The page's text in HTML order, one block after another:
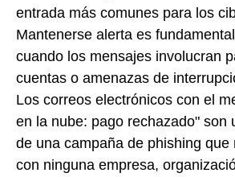
entrada más comunes para los
Mantenerse alerta es
cuando los mensajes involucran
cuentas o amenazas de
Los correos electrónicos con el
en la nube: pago rechazado" son
de una campaña de phishing que
con ninguna empresa,